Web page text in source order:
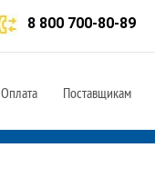
8 800 700-80-89
Оплата Поставщикам